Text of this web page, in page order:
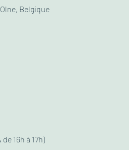
Belgique
16h à 17h)